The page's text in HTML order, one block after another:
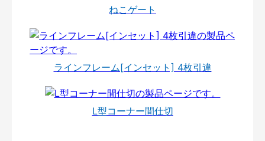
ねこゲート
ラインフレーム[インセット] 4枚引違
L型コーナー間仕切